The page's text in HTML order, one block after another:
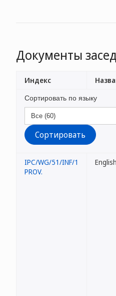
Документы
Сортировать по языку
Индекс
IPC/WG/51/INF/1
PROV.
English